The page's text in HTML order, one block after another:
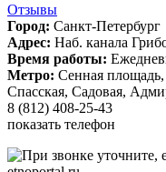
Отзывы
Город: Санкт-Петербург
Адрес: Наб. канала
Время работы:
Метро: Сенная
Спасская, Садовая,
8 (812) 408-25-43
показать телефон